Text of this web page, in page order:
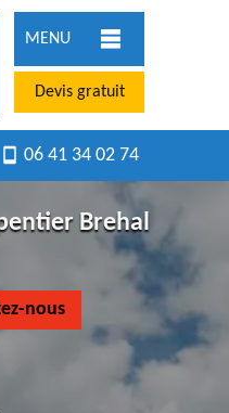
MENU
Devis gratuit
06 41 34 02 74
Brehal
nous